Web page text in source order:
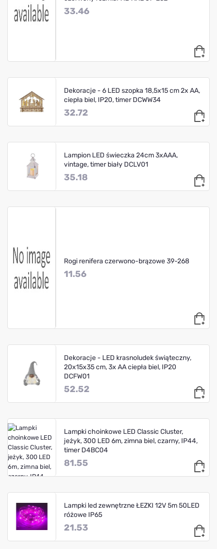
33.46
Dekoracje - 6 LED szopka 18,5x15 cm 2x AA,
ciepła biel, IP20, timer DCWW34
32.72
Lampion LED świeczka 24cm 3xAAA,
vintage, timer biały DCLV01
35.18
Rogi renifera czerwono-brązowe 39-268
11.56
Dekoracje - LED krasnoludek świąteczny,
20x15x35 cm, 3x AA ciepła biel, IP20
DCFW01
52.52
Lampki choinkowe LED Classic Cluster,
jeżyk, 300 LED 6m, zimna biel, czarny, IP44,
timer D4BC04
81.55
Lampki led zewnętrzne ŁEZKI 12V 5m 50LED
różowe IP65
21.53